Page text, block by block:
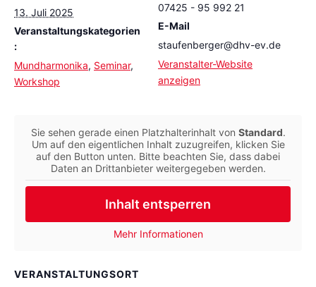
13. Juli 2025
Veranstaltungskategorien
:
Mundharmonika, Seminar,
Workshop
07425 - 95 992 21
E-Mail
staufenberger@dhv-ev.de
Veranstalter-Website
anzeigen
VERANSTALTUNGSORT
Sie sehen gerade einen Platzhalterinhalt von Standard.
Um auf den eigentlichen Inhalt zuzugreifen, klicken Sie
auf den Button unten. Bitte beachten Sie, dass dabei
Daten an Drittanbieter weitergegeben werden.
Inhalt entsperren
Mehr Informationen